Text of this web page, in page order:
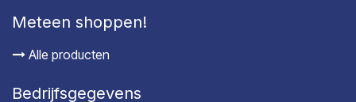
Meteen shoppen!
Alle producten
Bedrijfsgegevens